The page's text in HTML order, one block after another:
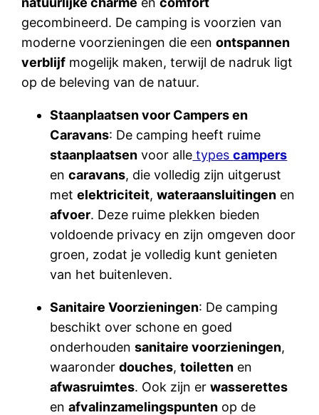
gecombineerd. De camping is voorzien van
moderne voorzieningen die eenontspannen
verblijf mogelijk maken, terwijl de nadruk ligt
op de beleving van de natuur.
Staanplaatsen voor Campers en
Caravans: De camping heeft ruime
staanplaatsen voor alle typescampers
encaravans, die volledig zijn uitgerust
metelektriciteit,wateraansluitingen en
afvoer. Deze ruime plekken bieden
voldoende privacy en zijn omgeven door
groen, zodat je volledig kunt genieten
van het buitenleven.
Sanitaire Voorzieningen: De camping
beschikt over schone en goed
onderhoudensanitaire voorzieningen,
waaronderdouches,toiletten en
afwasruimtes. Ook zijn erwasserettes
enafvalinzamelingspunten op de